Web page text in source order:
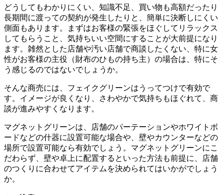
どうしてもわかりにくい、知識不足、買い物も高額だったり
長期間に渡っての契約が発生したりと、簡単に決断しにくい
側面もあります。まずはお客様の緊張をほぐしてリラックス
してもらうこと、気持ちいい空間にすることが大前提になり
ます。雑然とした店舗や汚い店舗で商談したくない、特に女
性がお客様の主役（財布のひもの持ち主）の場合は、特にそ
う感じるのではないでしょうか。
そんな商売には、フェイクグリーンはうってつけで有効で
す。イメージが良くなり、さわやかで気持ちもほぐれて、商
談が進みやすくなります。
マグネットグリーンは、店舗のパーテーションやホワイトボ
ードなどの什器に設置可能な場合や、壁やカウンターなどの
場所で設置可能なら有効でしょう。マグネットグリーンにこ
だわらず、壁や卓上に配置するといった方法も前提に、店舗
のつくりに合わせてアイテムを決められてはいかがでしょう
か。